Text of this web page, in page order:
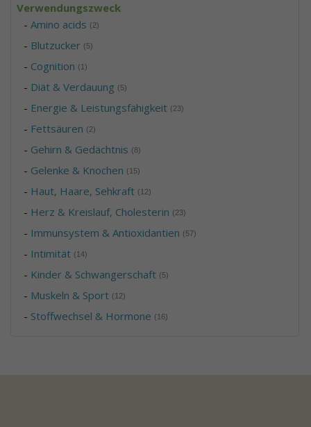
Verwendungszweck
-Amino acids (2)
- Blutzucker (5)
- Cognition (1)
- Diät & Verdauung (5)
- Energie & Leistungsfähigkeit (23)
- Fettsäuren (2)
- Gehirn & Gedächtnis (8)
- Gelenke & Knochen (15)
- Haut, Haare, Sehkraft (12)
- Herz & Kreislauf, Cholesterin (23)
- Immunsystem & Antioxidantien (57)
- Intimität (14)
- Kinder & Schwangerschaft (5)
- Muskeln & Sport (12)
- Stoffwechsel & Hormone (16)